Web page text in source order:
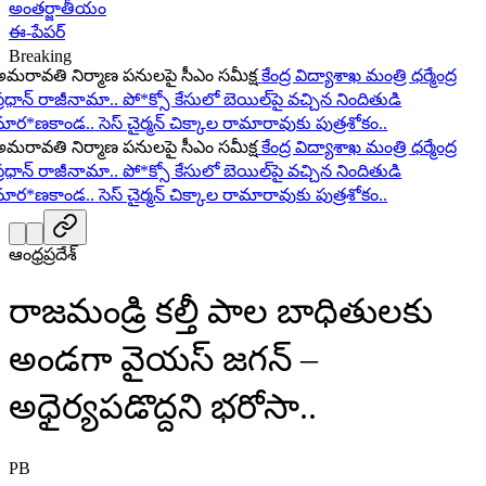
అంతర్జాతీయం
ఈ-పేపర్
Breaking
నిర్మాణ పనులపై సీఎం సమీక్ష కేంద్ర విద్యాశాఖ మంత్రి ధర్మేంద్ర
రాజీనామా.. పో*క్సో కేసులో బెయిల్‌పై వచ్చిన నిందితుడి
సెస్ చైర్మన్ చిక్కాల రామారావుకు పుత్రశోకం..
నిర్మాణ పనులపై సీఎం సమీక్ష కేంద్ర విద్యాశాఖ మంత్రి ధర్మేంద్ర
రాజీనామా.. పో*క్సో కేసులో బెయిల్‌పై వచ్చిన నిందితుడి
సెస్ చైర్మన్ చిక్కాల రామారావుకు పుత్రశోకం..
ఆంధ్రప్రదేశ్
రాజమండ్రి కల్తీ పాల బాధితులకు
అండగా వైయస్ జగన్ –
అధైర్యపడొద్దని భరోసా..
PB